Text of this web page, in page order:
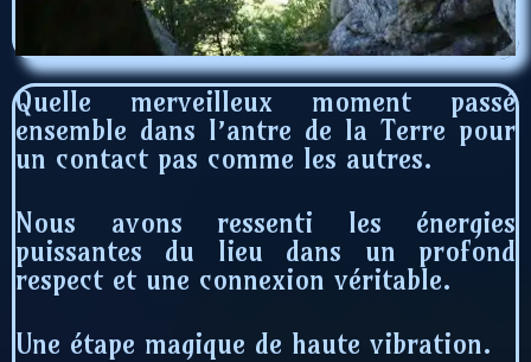
Quelle merveilleux moment passé
ensemble dans l’antre de la Terre pour
un contact pas comme les autres.
Nous avons ressenti les énergies
puissantes du lieu dans un profond
respect et une connexion véritable.
Une étape magique de haute vibration.